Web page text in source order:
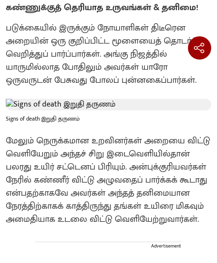
கண்ணுக்குத் தெரியாத உருவங்கள் & தனிமை!
படுக்கையில் இருக்கும் நோயாளிகள் திடீரென
அறையின் ஒரு குறிப்பிட்ட மூளையைத் தொடர்ந்து
வெறித்துப் பார்ப்பார்கள். அங்கு நிஜத்தில்
யாருமில்லாத போதிலும் அவர்கள் யாரோ
ஒருவருடன் பேசுவது போலப் புன்னகைப்பார்கள்.
Signs of death இறுதி தருணம்
மேலும் நெருக்கமான உறவினர்கள் அறையை விட்டு
வெளியேறும் அந்தச் சிறு இடைவெளியில்தான்
பலரது உயிர் சட்டெனப் பிரியும். அன்புக்குரியவர்கள்
நேரில் கண்ணீர் விட்டு அழுவதைப் பார்க்கக் கூடாது
என்பதற்காகவே அவர்கள் அந்தத் தனிமையான
நேரத்திற்காகக் காத்திருந்து தங்கள் உயிரை மிகவும்
அமைதியாக உடலை விட்டு வெளியேற்றுவார்கள்.
Advertisement